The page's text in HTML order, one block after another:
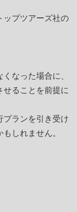
ップツアーズ社の
なった場合に、
せることを前提に
プランを引き受け
しれません。